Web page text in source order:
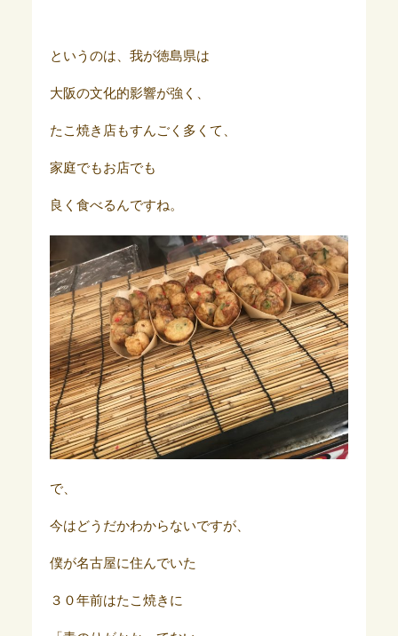
というのは、我が徳島県は
大阪の文化的影響が強く、
たこ焼き店もすんごく多くて、
家庭でもお店でも
良く食べるんですね。
で、
今はどうだかわからないですが、
僕が名古屋に住んでいた
３０年前はたこ焼きに